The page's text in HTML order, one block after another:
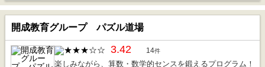
開成教育グループ パズル道場
3.42 14件
楽しみながら、算数・数学的センスを鍛えるプログラム！